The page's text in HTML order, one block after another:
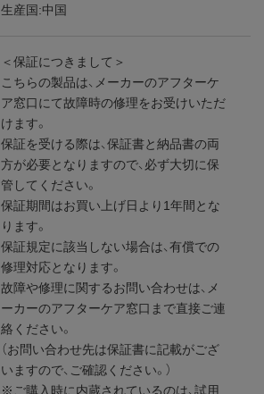
生産国:中国
＜保証につきまして＞
こちらの製品は、メーカーのアフターケ
ア窓口にて故障時の修理をお受けいただ
けます。
保証を受ける際は、保証書と納品書の両
方が必要となりますので、必ず大切に保
管してください。
保証期間はお買い上げ日より1年間とな
ります。
保証規定に該当しない場合は、有償での
修理対応となります。
故障や修理に関するお問い合わせは、メ
ーカーのアフターケア窓口まで直接ご連
絡ください。
（お問い合わせ先は保証書に記載がござ
いますので、ご確認ください。）
※ご購入時に内蔵されているのは、試用